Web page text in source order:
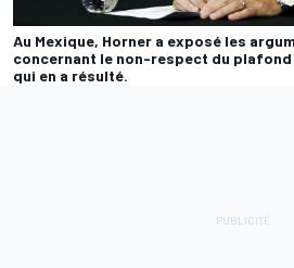
Au Mexique, Horner a exposé les
concernant le non-respect du
qui en a résulté.